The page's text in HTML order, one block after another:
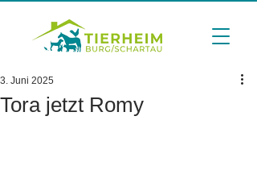
Tora jetzt Romy
3. Juni 2025